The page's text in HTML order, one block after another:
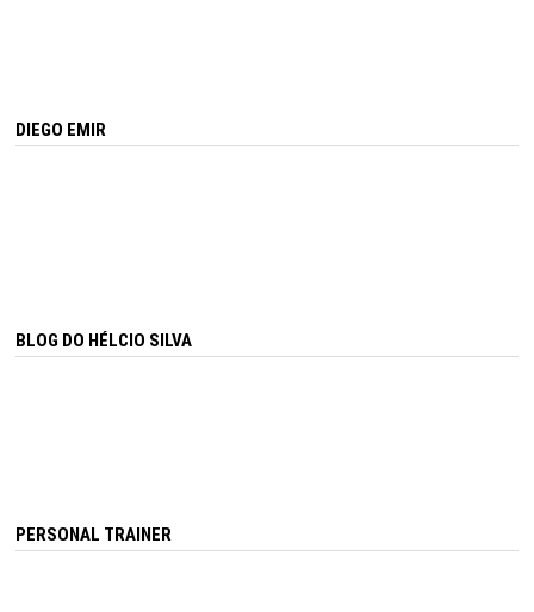
DIEGO EMIR
BLOG DO HÉLCIO SILVA
PERSONAL TRAINER